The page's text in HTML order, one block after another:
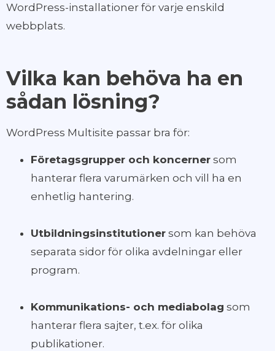
WordPress-installationer för varje enskild
webbplats.
Vilka kan behöva ha en
sådan lösning?
WordPress Multisite passar bra för:
Företagsgrupper och koncerner som
hanterar flera varumärken och vill ha en
enhetlig hantering.
Utbildningsinstitutioner som kan behöva
separata sidor för olika avdelningar eller
program.
Kommunikations- och mediabolag som
hanterar flera sajter, t.ex. för olika
publikationer.